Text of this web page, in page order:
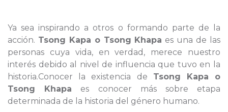
Ya sea inspirando a otros o formando parte de la
acción. Tsong Kapa o Tsong Khapa es una de las
personas cuya vida, en verdad, merece nuestro
interés debido al nivel de influencia que tuvo en la
historia.Conocer la existencia de Tsong Kapa o
Tsong Khapa es conocer más sobre etapa
determinada de la historia del género humano.